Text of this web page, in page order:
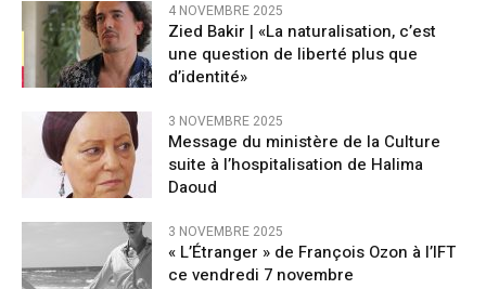
4 NOVEMBRE 2025
Zied Bakir | «La naturalisation, c’est
une question de liberté plus que
d’identité»
3 NOVEMBRE 2025
Message du ministère de la Culture
suite à l’hospitalisation de Halima
Daoud
3 NOVEMBRE 2025
« L’Étranger » de François Ozon à l’IFT
ce vendredi 7 novembre